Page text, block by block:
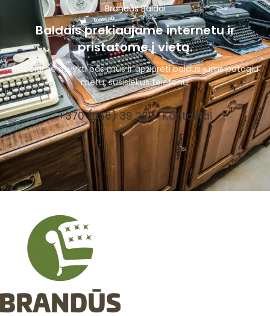
Brandūs Baldai
Baldais prekiaujame internetu ir
pristatome į vietą.
Kviečiame atvykti pas mus ir apžiūrėti baldus jums patogiu
metu, susisiekus telefonu.
+370 (656) 39 287 Kontaktai